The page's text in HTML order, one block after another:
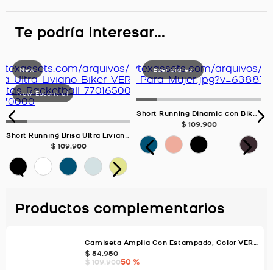
Te podría interesar...
Short Running Brisa Ultra Liviano Biker, Color VERDE SALVIA Para Mujer
$ 109.900
Short Running Dinamic con Biker Interno, Color Uva Para Mujer
$ 109.900
Productos complementarios
Camiseta Amplia Con Estampado, Color VERDE AGUA Para Mujer
$ 54.950
$ 109.90050 %